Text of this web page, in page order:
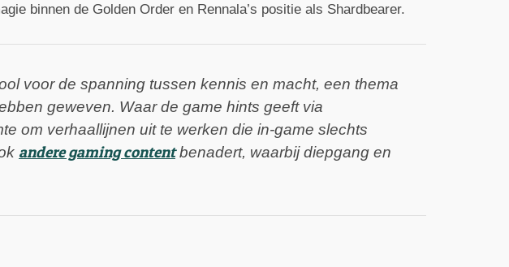
binnen de Golden Order en Rennala’s positie als Shardbearer.
voor de spanning tussen kennis en macht, een thema
geweven. Waar de game hints geeft via
om verhaallijnen uit te werken die in-game slechts
andere gaming contentbenadert, waarbij diepgang en